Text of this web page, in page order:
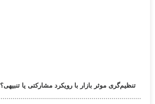
تنظیم‌گری موثر بازار با رویکرد مشارکتی یا تنبیهی؟